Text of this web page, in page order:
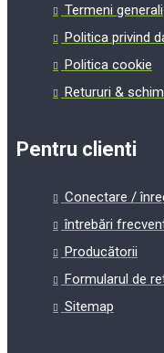
Termeni generali
Politica privind
Politica cookie
Retururi &
Pentru clienti
Conectare /
întrebări
Producătorii
Formularul de
Sitemap